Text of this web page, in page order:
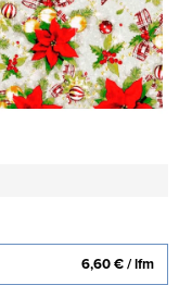
6,60 €/ lfm